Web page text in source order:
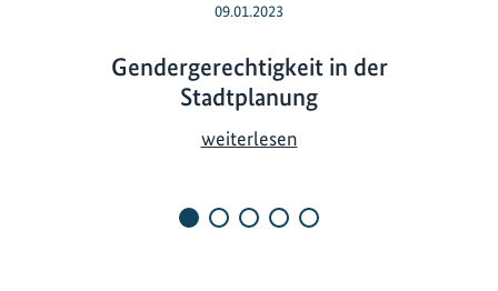
09.01.2023
Gendergerechtigkeit in der
Stadtplanung
weiterlesenG
d